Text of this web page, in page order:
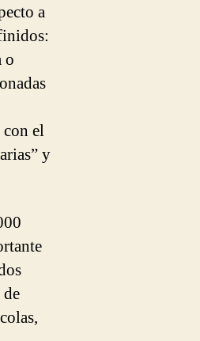
a
o
con el
y